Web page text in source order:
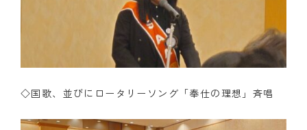
◇国歌、並びにロータリーソング「奉仕の理想」斉唱